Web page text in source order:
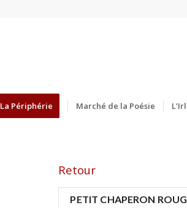
La Périphérie Marché de la Poésie
Retour
PETIT CHAPERON